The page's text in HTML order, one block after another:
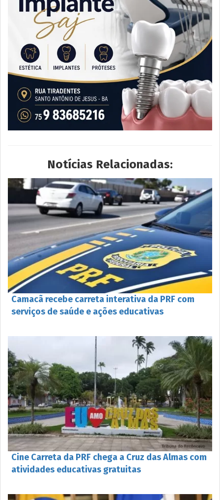
Notícias Relacionadas:
Camacã recebe carreta interativa da PRF com
serviços de saúde e ações educativas
Cine Carreta da PRF chega a Cruz das Almas com
atividades educativas gratuitas